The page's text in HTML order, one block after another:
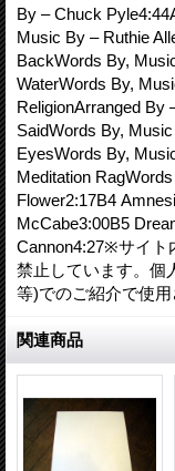
By – Chuck
Music By – Ruthie
BackWords By,
WaterWords By,
ReligionArranged By
SaidWords By,
EyesWords By,
Meditation
Flower2:17B4
McCabe3:00B5
Cannon4:27※サイト
禁止しています。個
等)でのご紹介で使
関連商品